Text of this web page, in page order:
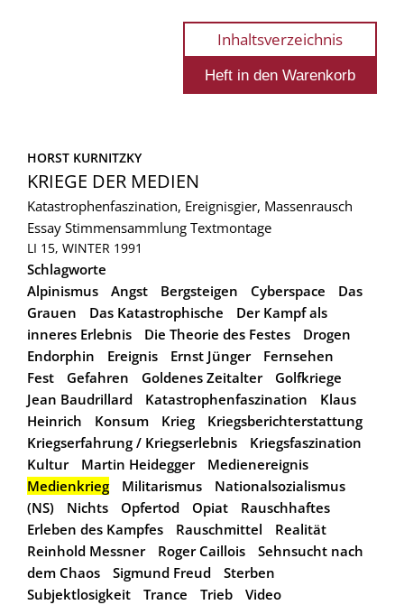
Inhaltsverzeichnis
HORST KURNITZKY
KRIEGE DER MEDIEN
Katastrophenfaszination, Ereignisgier, Massenrausch
Essay Stimmensammlung Textmontage
LI 15, WINTER 1991
Schlagworte
Alpinismus
Angst Bergsteigen Cyberspace
Das
Grauen
Das Katastrophische
Der Kampf als
inneres Erlebnis
Die Theorie des Festes
Drogen
Endorphin
Ereignis Ernst Jünger
Fernsehen
Fest
Gefahren Goldenes Zeitalter
Golfkriege
Jean Baudrillard
Katastrophenfaszination
Klaus
Heinrich
Konsum Krieg
Kriegsberichterstattung
Kriegserfahrung / Kriegserlebnis
Kriegsfaszination
Kultur
Martin Heidegger
Medienereignis
Medienkrieg
Militarismus
Nationalsozialismus
(NS)
Nichts Opfertod Opiat
Rauschhaftes
Erleben des Kampfes
Rauschmittel
Realität
Reinhold Messner
Roger Caillois
Sehnsucht nach
dem Chaos
Sigmund Freud
Sterben
Subjektlosigkeit
Trance Trieb Video